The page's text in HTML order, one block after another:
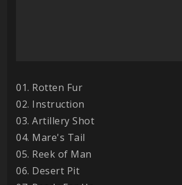
01. Rotten Fur
02. Instruction
03. Artillery Shot
04. Mare's Tail
05. Reek of Man
06. Desert Pit